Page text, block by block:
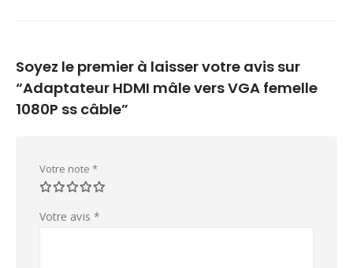
Soyez le premier à laisser votre avis sur
“Adaptateur HDMI mâle vers VGA femelle
1080P ss câble”
Votre note *
Votre avis *